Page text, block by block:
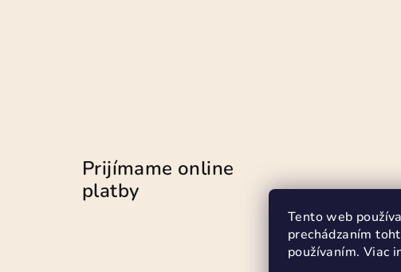
Tento web
prechádzaním
používaním. Viac
Prijímame online
platby